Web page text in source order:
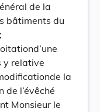
de la
bâtiments du
y relative
la
l’évêché
Monsieur le